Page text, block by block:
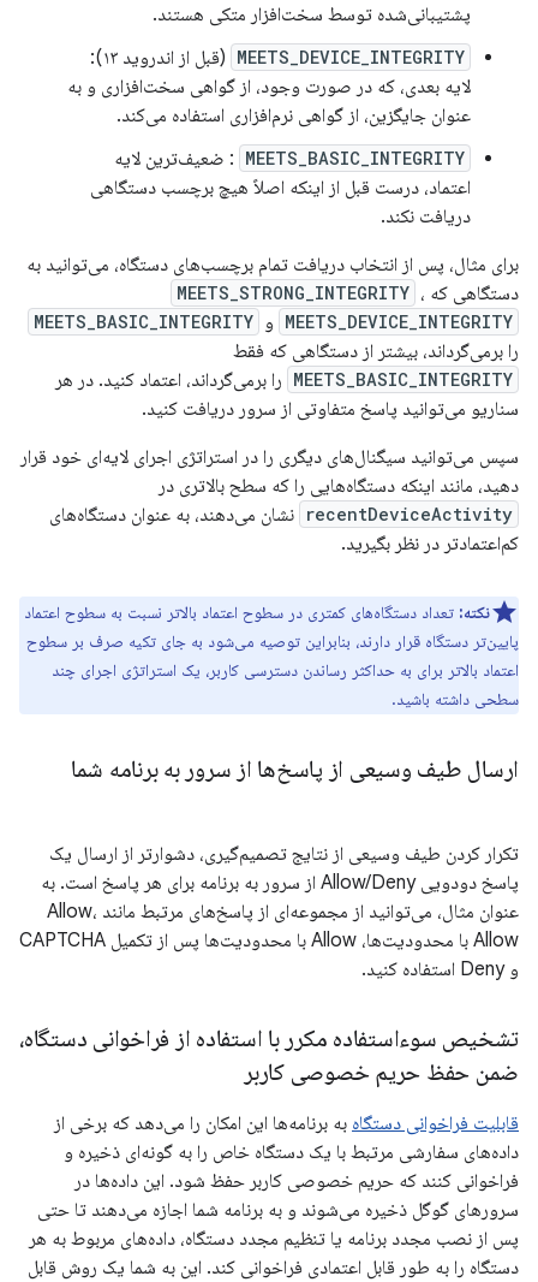
پشتیبانی‌شده توسط سخت‌افزار متکی هستند.
MEETS_DEVICE_INTEGRITY
(قبل از اندروید ۱۳):
لایه بعدی، که در صورت وجود، از گواهی سخت‌افزاری و به
عنوان جایگزین، از گواهی نرم‌افزاری استفاده می‌کند.
MEETS_BASIC_INTEGRITY : ضعیف‌ترین لایه
اعتماد، درست قبل از اینکه اصلاً هیچ برچسب دستگاهی
دریافت نکند.
برای مثال، پس از انتخاب دریافت تمام برچسب‌های دستگاه، می‌توانید به
دستگاهی که
MEETS_STRONG_INTEGRITY ،
MEETS_DEVICE_INTEGRITY و MEETS_BASIC_INTEGRITY
را برمی‌گرداند، بیشتر از دستگاهی که فقط
MEETS_BASIC_INTEGRITY را برمی‌گرداند، اعتماد کنید. در هر
سناریو می‌توانید پاسخ متفاوتی از سرور دریافت کنید.
سپس می‌توانید سیگنال‌های دیگری را در استراتژی اجرای لایه‌ای خود قرار
دهید، مانند اینکه دستگاه‌هایی را که سطح بالاتری در
recentDeviceActivity نشان می‌دهند، به عنوان دستگاه‌های
کم‌اعتمادتر در نظر بگیرید.
نکته: تعداد دستگاه‌های کمتری در سطوح اعتماد بالاتر نسبت به سطوح اعتماد
پایین‌تر دستگاه قرار دارند، بنابراین توصیه می‌شود به جای تکیه صرف بر سطوح
اعتماد بالاتر برای به حداکثر رساندن دسترسی کاربر، یک استراتژی اجرای چند
سطحی داشته باشید.
ارسال طیف وسیعی از پاسخ‌ها از سرور به برنامه شما
تکرار کردن طیف وسیعی از نتایج تصمیم‌گیری، دشوارتر از ارسال یک
پاسخ دودویی Allow/Deny از سرور به برنامه برای هر پاسخ است. به
عنوان مثال، می‌توانید از مجموعه‌ای از پاسخ‌های مرتبط مانند Allow،
Allow با محدودیت‌ها، Allow با محدودیت‌ها پس از تکمیل CAPTCHA
و Deny استفاده کنید.
تشخیص سوءاستفاده مکرر با استفاده از فراخوانی دستگاه،
ضمن حفظ حریم خصوصی کاربر
قابلیت فراخوانی دستگاه به برنامه‌ها این امکان را می‌دهد که برخی از
داده‌های سفارشی مرتبط با یک دستگاه خاص را به گونه‌ای ذخیره و
فراخوانی کنند که حریم خصوصی کاربر حفظ شود. این داده‌ها در
سرورهای گوگل ذخیره می‌شوند و به برنامه شما اجازه می‌دهند تا حتی
پس از نصب مجدد برنامه یا تنظیم مجدد دستگاه، داده‌های مربوط به هر
دستگاه را به طور قابل اعتمادی فراخوانی کند. این به شما یک روش قابل